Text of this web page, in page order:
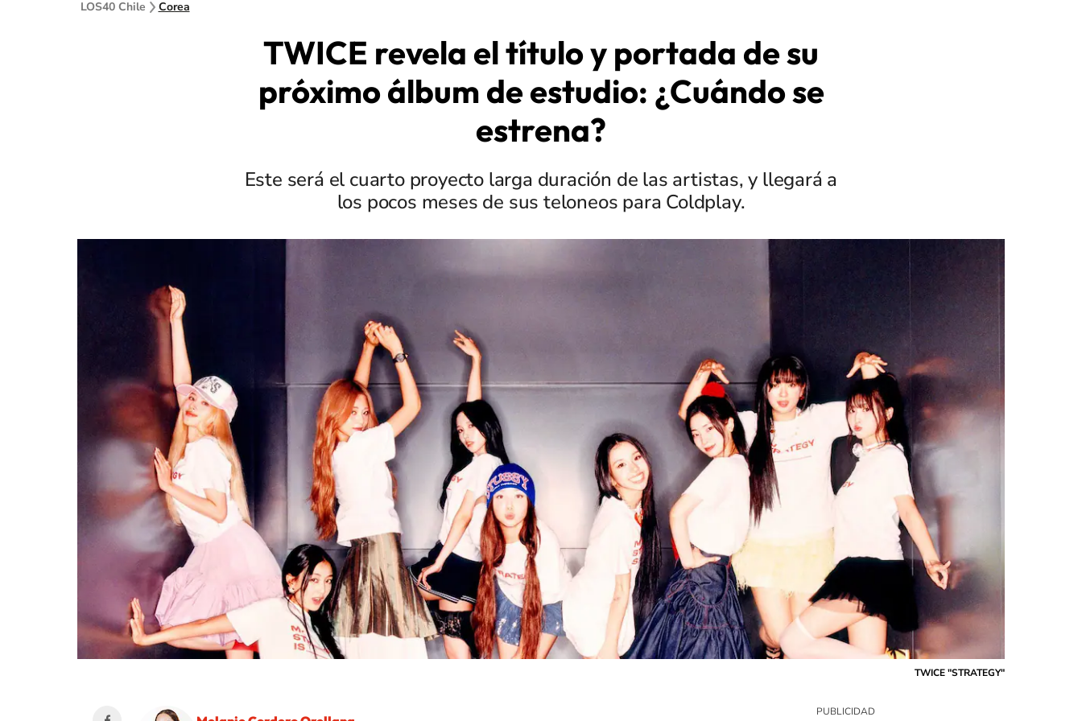
LOS40 Chile Corea
TWICE revela el título y portada de su
próximo álbum de estudio: ¿Cuándo se
estrena?
Este será el cuarto proyecto larga duración de las artistas, y llegará a
los pocos meses de sus teloneos para Coldplay.
TWICE "STRATEGY"